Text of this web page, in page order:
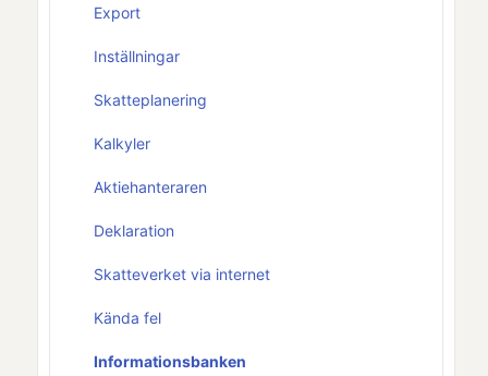
Export
Inställningar
Skatteplanering
Kalkyler
Aktiehanteraren
Deklaration
Skatteverket via internet
Kända fel
Informationsbanken